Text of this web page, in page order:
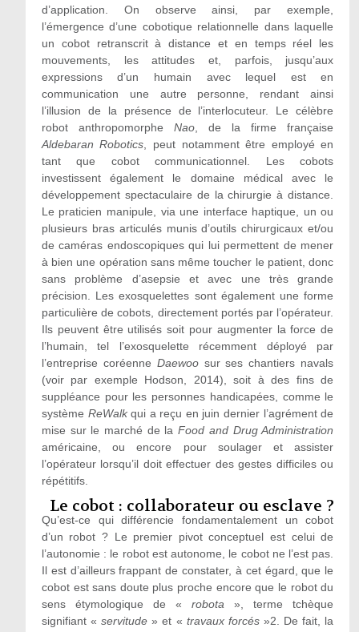
d’application. On observe ainsi, par exemple,
l’émergence d’une cobotique relationnelle dans laquelle
un cobot retranscrit à distance et en temps réel les
mouvements, les attitudes et, parfois, jusqu’aux
expressions d’un humain avec lequel est en
communication une autre personne, rendant ainsi
l’illusion de la présence de l’interlocuteur. Le célèbre
robot anthropomorpheNao , de la firme française
Aldebaran Robotics , peut notamment être employé en
tant que cobot communicationnel. Les cobots
investissent également le domaine médical avec le
développement spectaculaire de la chirurgie à distance.
Le praticien manipule, via une interface haptique, un ou
plusieurs bras articulés munis d’outils chirurgicaux et/ou
de caméras endoscopiques qui lui permettent de mener
à bien une opération sans même toucher le patient, donc
sans problème d’asepsie et avec une très grande
précision. Les exosquelettes sont également une forme
particulière de cobots, directement portés par l’opérateur.
Ils peuvent être utilisés soit pour augmenter la force de
l’humain, tel l’exosquelette récemment déployé par
l’entreprise coréenne Daewoo sur ses chantiers navals
(voir par exemple Hodson, 2014), soit à des fins de
suppléance pour les personnes handicapées, comme le
système ReWalkqui a reçu en juin dernier l’agrément de
mise sur le marché de laFood and Drug Administration
américaine, ou encore pour soulager et assister
l’opérateur lorsqu’il doit effectuer des gestes difficiles ou
répétitifs.
Le cobot : collaborateur ou esclave ?
Qu’est-ce qui différencie fondamentalement un cobot
d’un robot ? Le premier pivot conceptuel est celui de
l’autonomie : le robot est autonome, le cobot ne l’est pas.
Il est d’ailleurs frappant de constater, à cet égard, que le
cobot est sans doute plus proche encore que le robot du
sens étymologique de «robota», terme tchèque
signifiant «servitude» et « travaux forcés »2 . De fait, la